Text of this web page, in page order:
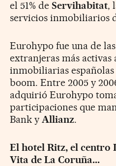
el 51% de Servihabitat,
servicios inmobiliarios
Eurohypo fue una de
extranjeras más
inmobiliarias españolas
boom. Entre 2005 y
adquirió Eurohypo
participaciones que
Bank y Allianz.
El hotel Ritz, el centro
Vita de La Coruña...